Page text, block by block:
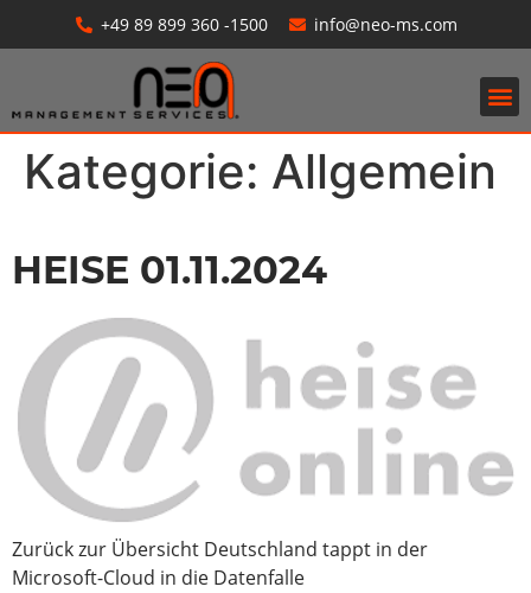
+49 89 899 360 -1500 info@neo-ms.com
Kategorie: Allgemein
HEISE 01.11.2024
Zurück zur Übersicht Deutschland tappt in der
Microsoft-Cloud in die Datenfalle